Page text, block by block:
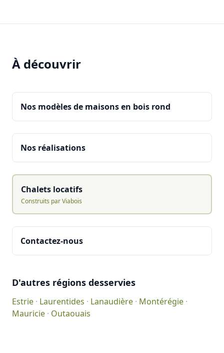
À découvrir
Nos modèles de maisons en bois rond
Nos réalisations
Chalets locatifs
Construits par Viabois
Contactez-nous
D'autres régions desservies
Estrie · Laurentides · Lanaudière · Montérégie ·
Mauricie · Outaouais